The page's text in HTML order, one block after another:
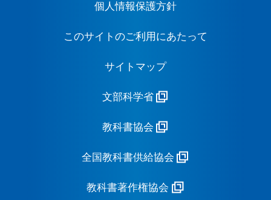
個人情報保護方針
このサイトのご利用にあたって
サイトマップ
文部科学省
教科書協会
全国教科書供給協会
教科書著作権協会